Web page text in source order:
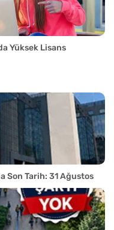
Yüksek Lisans
Son Tarih: 31 Ağustos